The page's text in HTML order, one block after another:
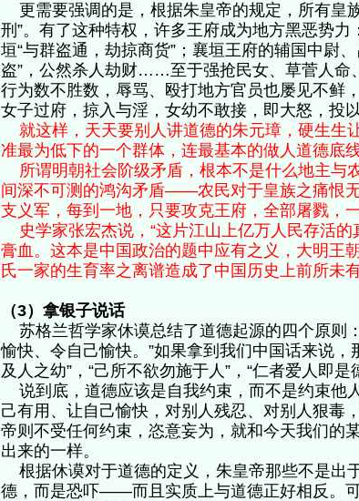
更需要强调的是，根据朱皇帝的规定，所有皇
刑”。有了这种特权，许多王府成为地方黑恶势
垣“与群盗通，劫掠商货”；襄垣王府的辅国中尉
盗”，公然杀人劫财……至于强抢民女、草菅人命
行为数不胜数，辱骂、殴打地方官员也屡见不鲜
女子过府，掠入与淫，女幼不敢接，即大怒，
就这样，天天要别人讲道德的朱元璋，硬生生
准最为低下的一个群体，连最基本的做人道德
所谓明朝社会阶级矛盾，根本不是什么地主与
间深不可测的鸿沟矛盾——农民对于皇族之痛恨
支义军，每到一地，只要攻克王府，全部屠戮
史学家张宏杰说，“这片江山上亿万人民存活
膏血。这本是中国政治的题中应有之义，大明王
氏一家的生育率之离谱造成了中国历史上前所
（3）拿银子说话
苏格兰哲学家休谟总结了道德起源的四个原则
愉快、令自己愉快。”如果拿到我们中国话来说
及人之幼”，“己所不欲勿施于人”，“仁者爱人即
说到底，道德应该是自我约束，而不是约束他
己有用、让自己愉快，对别人残忍、对别人狠毒
帝则不受任何约束，恣意妄为，就和今天我们的
出来的一样。
根据休谟对于道德的定义，朱皇帝那些不是出
德，而是恐吓——而且实质上与道德正好相反。